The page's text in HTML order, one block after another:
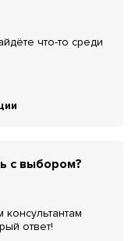
что-то среди
с выбором?
ответ!